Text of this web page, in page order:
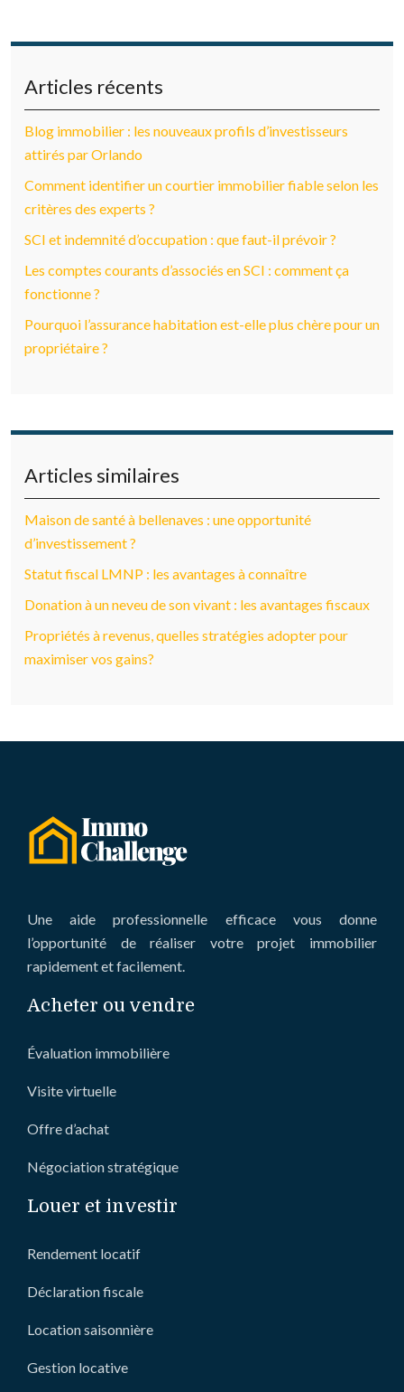
Articles récents
Blog immobilier : les nouveaux profils d’investisseurs
attirés par Orlando
Comment identifier un courtier immobilier fiable selon les
critères des experts ?
SCI et indemnité d’occupation : que faut-il prévoir ?
Les comptes courants d’associés en SCI : comment ça
fonctionne ?
Pourquoi l’assurance habitation est-elle plus chère pour un
propriétaire ?
Articles similaires
Maison de santé à bellenaves : une opportunité
d’investissement ?
Statut fiscal LMNP : les avantages à connaître
Donation à un neveu de son vivant : les avantages fiscaux
Propriétés à revenus, quelles stratégies adopter pour
maximiser vos gains?
Une aide professionnelle efficace vous donne
l’opportunité de réaliser votre projet immobilier
rapidement et facilement.
Acheter ou vendre
Évaluation immobilière
Visite virtuelle
Offre d’achat
Négociation stratégique
Louer et investir
Rendement locatif
Déclaration fiscale
Location saisonnière
Gestion locative